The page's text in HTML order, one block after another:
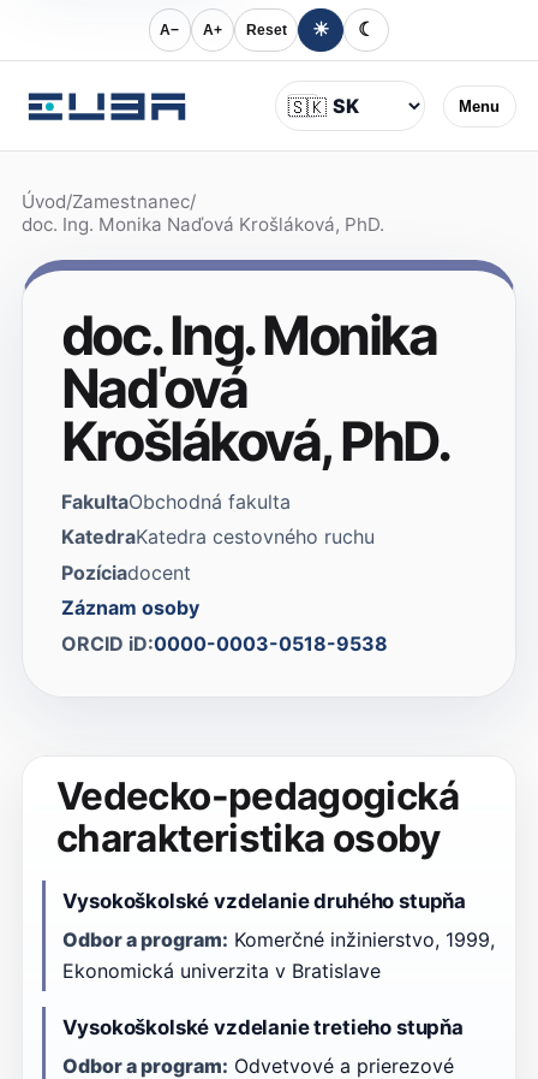
A− A+ Reset ☀ ☾
Menu
Jazyk
🇸🇰
Úvod/Zamestnanec/
doc. Ing. Monika Naďová Krošláková, PhD.
doc. Ing. Monika
Naďová
Krošláková, PhD.
FakultaObchodná fakulta
KatedraKatedra cestovného ruchu
Pozíciadocent
Záznam osoby
ORCID iD:0000-0003-0518-9538
Vedecko-pedagogická
charakteristika osoby
Vysokoškolské vzdelanie druhého stupňa
Odbor a program: Komerčné inžinierstvo, 1999,
Ekonomická univerzita v Bratislave
Vysokoškolské vzdelanie tretieho stupňa
Odbor a program: Odvetvové a prierezové